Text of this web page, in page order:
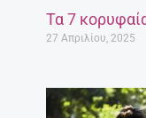
Τα 7
27 Απριλίου, 2025